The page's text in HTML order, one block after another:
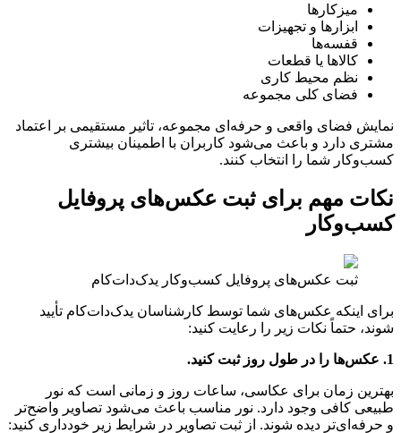
میزکارها
ابزارها و تجهیزات
قفسه‌ها
کالاها یا قطعات
نظم محیط کاری
فضای کلی مجموعه
نمایش فضای واقعی و حرفه‌ای مجموعه، تاثیر مستقیمی بر اعتماد
مشتری دارد و باعث می‌شود کاربران با اطمینان بیشتری
کسب‌وکار شما را انتخاب کنند.
نکات مهم برای ثبت عکس‌های پروفایل
کسب‌وکار
ثبت عکس‌های پروفایل کسب‌وکار یدک‌دات‌کام
برای اینکه عکس‌های شما توسط کارشناسان یدک‌دات‌کام تأیید
شوند، حتماً نکات زیر را رعایت کنید:
1. عکس‌ها را در طول روز ثبت کنید.
بهترین زمان برای عکاسی، ساعات روز و زمانی است که نور
طبیعی کافی وجود دارد. نور مناسب باعث می‌شود تصاویر واضح‌تر
و حرفه‌ای‌تر دیده شوند. از ثبت تصاویر در شرایط زیر خودداری کنید: